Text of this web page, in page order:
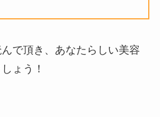
で頂き、あなたらしい美容
ょう！